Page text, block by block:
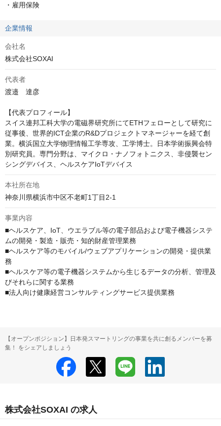
・雇用保険
企業情報
会社名
株式会社SOXAI
代表者
渡邉　達彦
【代表プロフィール】
スイス連邦工科大学の電磁界研究所にてETHフェローとして研究に
従事後、世界的ICT企業のR&Dプロジェクトマネージャーを経て創
業。横浜国立大学物理情報工学専攻、工学博士。日本学術振興会特
別研究員。専門分野は、マイクロ・ナノフォトニクス、非侵襲セン
シングデバイス、ヘルスケアIoTデバイス
本社所在地
神奈川県横浜市中区不老町1丁目2-1
事業内容
■ヘルスケア、IoT、ウエラブル等の電子部品および電子機器システ
ムの開発・製造・販売・知的財産管理業務
■ヘルスケア等のモバイル/ウェブアプリケーションの開発・提供業
務
■ヘルスケア等の電子機器システムから生じるデータの分析、管理及
びそれらに関する業務
■法人向け健康経営コンサルティングサービス提供業務
【オープンポジション】日本発スマートリングの事業を共に創るメンバーを募
集！ をシェアしましょう
株式会社SOXAI の求人